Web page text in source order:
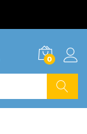
0